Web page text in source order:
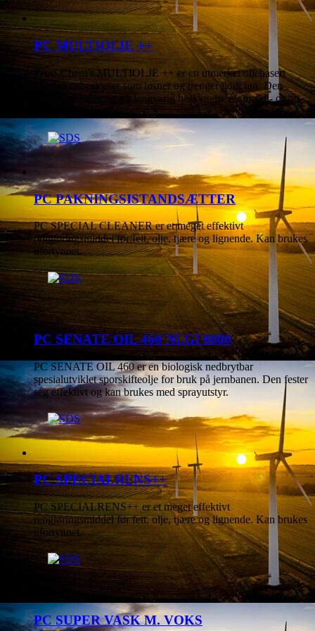
PC MULTIOLIE ++
Petro-Chem’s MULTIOLJE ++ er en utmerket oljebasert
korrosjonsbeskytter som løsner og trenger godt inn. Den
fortrenger vann og gir langvarig beskyttelse av metall- og
aluminiumsoverflater.
PC PAKNINGSISTANDSÆTTER
PC SPECIAL CLEANER er et meget effektivt
rengjøringsmiddel for fett, olje, tjære og lignende. Kan brukes
ufortynnet.
PC SENATE OIL 460 NLGI 0000
PC SENATE OIL 460 er en biologisk nedbrytbar
spesialutviklet sporskifteolje for bruk på jernbanen. Den fester
seg effektivt og kan brukes med sprayutstyr.
PC SPECIALRENS++
PC SPECIALRENS++ er et meget effektivt
rengjøringsmiddel for fett, olje, tjære og lignende. Kan brukes
ufortynnet.
PC SUPER VASK M. VOKS